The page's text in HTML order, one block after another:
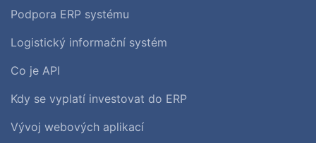
Podpora ERP systému
Logistický informační systém
Co je API
Kdy se vyplatí investovat do ERP
Vývoj webových aplikací